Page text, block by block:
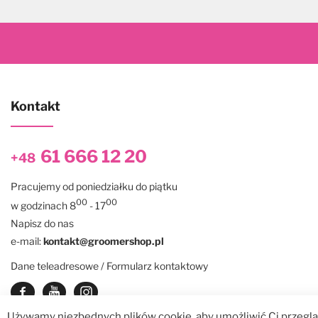
Kontakt
+48 61 666 12 20
Pracujemy od poniedziałku do piątku
w godzinach 800 - 1700
Napisz do nas
e-mail:kontakt@groomershop.pl
Dane teleadresowe / Formularz kontaktowy
Zobacz nasz Facebook
Zobacz nasz kanał Youtube
See our instagram